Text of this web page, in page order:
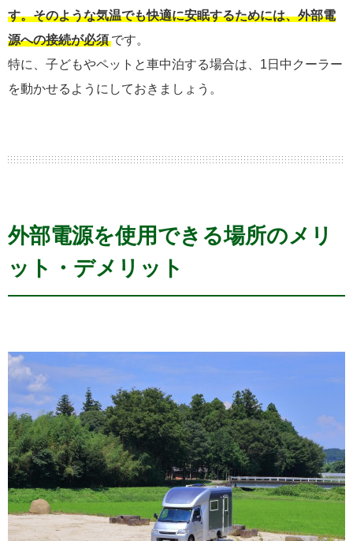
す。そのような気温でも快適に安眠するためには、外部電
源への接続が必須 です。
特に、子どもやペットと車中泊する場合は、1日中クーラー
を動かせるようにしておきましょう。
外部電源を使用できる場所のメリ
ット・デメリット